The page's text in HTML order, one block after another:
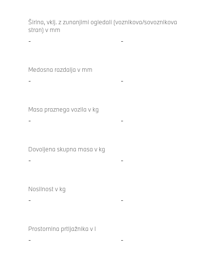
Širina, vklj. z zunanjimi ogledali (voznikova/sovoznikova
stran) v mm
- -
Medosna razdalja v mm
- -
Masa praznega vozila v kg
- -
Dovoljena skupna masa v kg
- -
Nosilnost v kg
- -
Prostornina prtljažnika v l
- -